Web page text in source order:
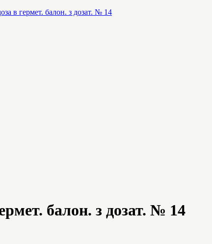
в гермет. балон. з дозат. № 14
балон. з дозат. № 14